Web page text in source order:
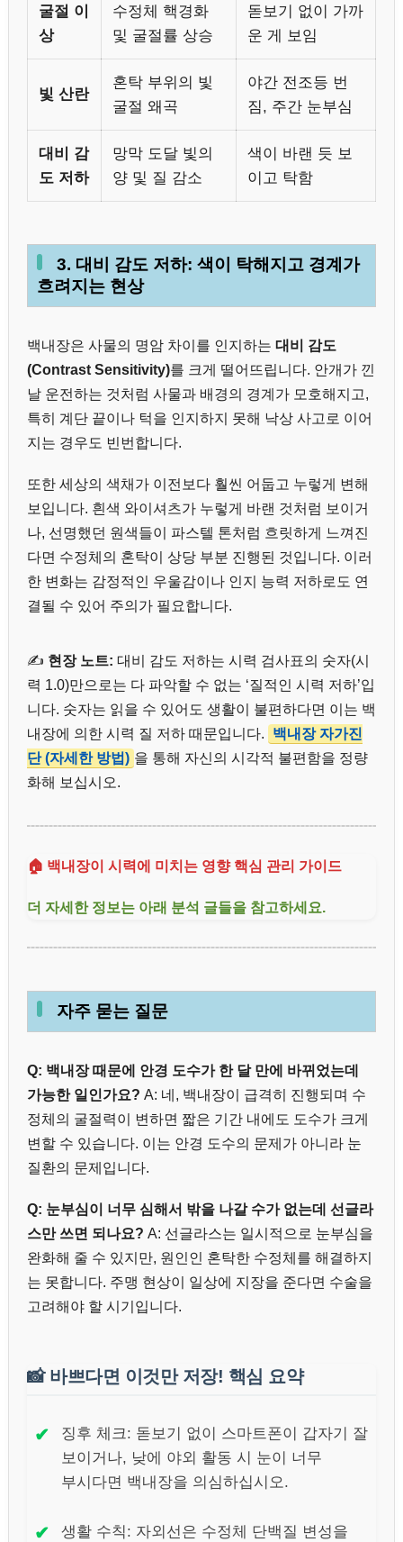
굴절 이
상
수정체 핵경화
및 굴절률 상승
돋보기 없이 가까
운 게 보임
빛 산란
혼탁 부위의 빛
굴절 왜곡
야간 전조등 번
짐, 주간 눈부심
대비 감
도 저하
망막 도달 빛의
양 및 질 감소
색이 바랜 듯 보
이고 탁함
3. 대비 감도 저하: 색이 탁해지고 경계가
흐려지는 현상
백내장은 사물의 명암 차이를 인지하는 대비 감도
(Contrast Sensitivity)를 크게 떨어뜨립니다. 안개가 낀
날 운전하는 것처럼 사물과 배경의 경계가 모호해지고,
특히 계단 끝이나 턱을 인지하지 못해 낙상 사고로 이어
지는 경우도 빈번합니다.
또한 세상의 색채가 이전보다 훨씬 어둡고 누렇게 변해
보입니다. 흰색 와이셔츠가 누렇게 바랜 것처럼 보이거
나, 선명했던 원색들이 파스텔 톤처럼 흐릿하게 느껴진
다면 수정체의 혼탁이 상당 부분 진행된 것입니다. 이러
한 변화는 감정적인 우울감이나 인지 능력 저하로도 연
결될 수 있어 주의가 필요합니다.
✍️ 현장 노트: 대비 감도 저하는 시력 검사표의 숫자(시
력 1.0)만으로는 다 파악할 수 없는 ‘질적인 시력 저하’입
니다. 숫자는 읽을 수 있어도 생활이 불편하다면 이는 백
내장에 의한 시력 질 저하 때문입니다.
백내장 자가진
단 (자세한 방법) 을 통해 자신의 시각적 불편함을 정량
화해 보십시오.
🏠 백내장이 시력에 미치는 영향 핵심 관리 가이드
더 자세한 정보는 아래 분석 글들을 참고하세요.
자주 묻는 질문
Q: 백내장 때문에 안경 도수가 한 달 만에 바뀌었는데
가능한 일인가요? A: 네, 백내장이 급격히 진행되며 수
정체의 굴절력이 변하면 짧은 기간 내에도 도수가 크게
변할 수 있습니다. 이는 안경 도수의 문제가 아니라 눈
질환의 문제입니다.
Q: 눈부심이 너무 심해서 밖을 나갈 수가 없는데 선글라
스만 쓰면 되나요? A: 선글라스는 일시적으로 눈부심을
완화해 줄 수 있지만, 원인인 혼탁한 수정체를 해결하지
는 못합니다. 주맹 현상이 일상에 지장을 준다면 수술을
고려해야 할 시기입니다.
📸 바쁘다면 이것만 저장! 핵심 요약
✔
징후 체크: 돋보기 없이 스마트폰이 갑자기 잘
보이거나, 낮에 야외 활동 시 눈이 너무
부시다면 백내장을 의심하십시오.
✔ 생활 수칙: 자외선은 수정체 단백질 변성을